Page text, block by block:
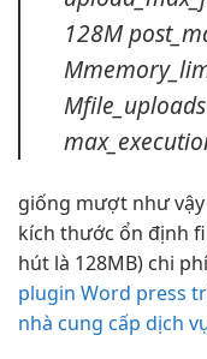
128M
giống mượt như vậy
kích thước ổn định
hút là 128MB) chi
plugin Word press
nhà cung cấp dịch